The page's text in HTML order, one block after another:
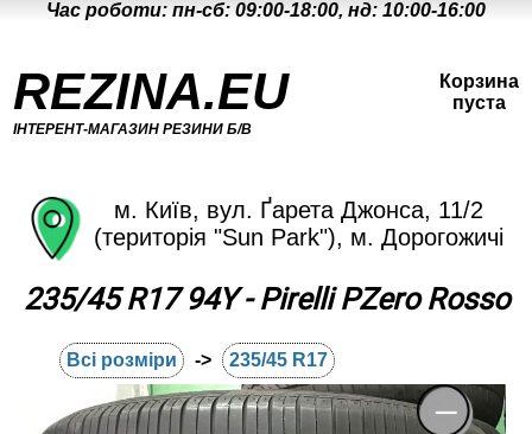
Час роботи: пн-сб: 09:00-18:00, нд: 10:00-16:00
REZINA.EU
ІНТЕРЕНТ-МАГАЗИН РЕЗИНИ Б/В
м. Київ, вул. Ґарета Джонса, 11/2
(територія "Sun Park"), м. Дорогожичі
Корзина
пуста
235/45 R17 94Y - Pirelli PZero Rosso
Всі розміри -> 235/45 R17